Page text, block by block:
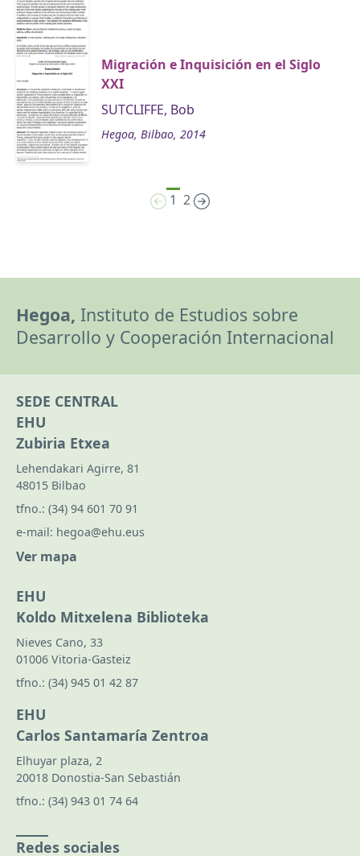
Migración e Inquisición en el Siglo
XXI
SUTCLIFFE, Bob
Hegoa, Bilbao, 2014
1 2
Hegoa, Instituto de Estudios sobre
Desarrollo y Cooperación Internacional
SEDE CENTRAL
EHU
Zubiria Etxea
Lehendakari Agirre, 81
48015 Bilbao
tfno.: (34) 94 601 70 91
e-mail: hegoa@ehu.eus
Ver mapa
EHU
Koldo Mitxelena Biblioteka
Nieves Cano, 33
01006 Vitoria-Gasteiz
tfno.: (34) 945 01 42 87
EHU
Carlos Santamaría Zentroa
Elhuyar plaza, 2
20018 Donostia-San Sebastián
tfno.: (34) 943 01 74 64
Redes sociales